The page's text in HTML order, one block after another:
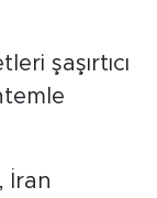
şaşırtıcı
İran